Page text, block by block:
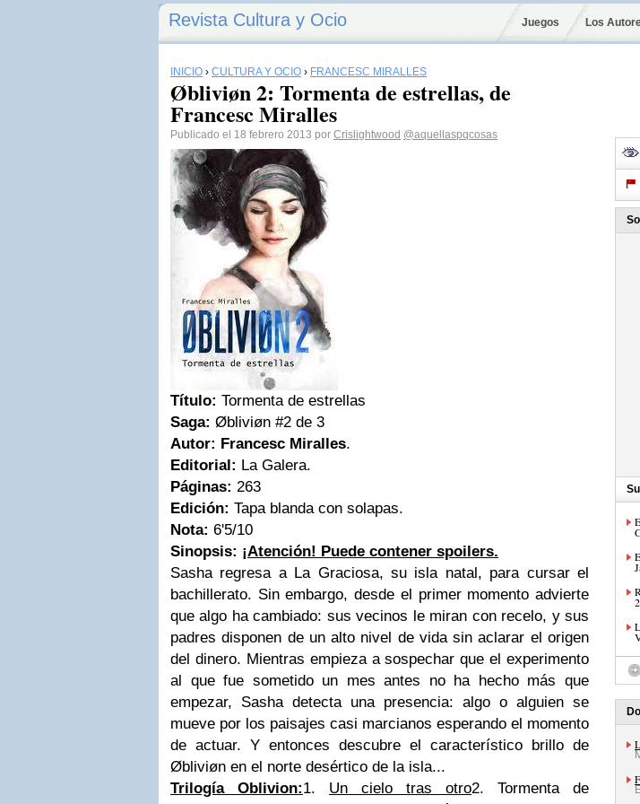
Revista Cultura y Ocio Juegos Los
INICIO › CULTURA Y OCIO › FRANCESC MIRALLES
Øbliviøn 2: Tormenta de estrellas, de
Francesc Miralles
Publicado el 18 febrero 2013 por Crislightwood @aquellaspqcosas
Título: Tormenta de estrellas
Saga: Øbliviøn #2 de 3
Autor: Francesc Miralles.
Editorial: La Galera.
Páginas: 263
Edición: Tapa blanda con solapas.
Nota: 6'5/10
Sinopsis: ¡Atención! Puede contener spoilers.
Sasha regresa a La Graciosa, su isla natal, para cursar el
bachillerato. Sin embargo, desde el primer momento advierte
que algo ha cambiado: sus vecinos le miran con recelo, y sus
padres disponen de un alto nivel de vida sin aclarar el origen
del dinero. Mientras empieza a sospechar que el experimento
al que fue sometido un mes antes no ha hecho más que
empezar, Sasha detecta una presencia: algo o alguien se
mueve por los paisajes casi marcianos esperando el momento
de actuar. Y entonces descubre el característico brillo de
Øbliviøn en el norte desértico de la isla...
Trilogía Oblivion:1. Un cielo tras otro2. Tormenta de